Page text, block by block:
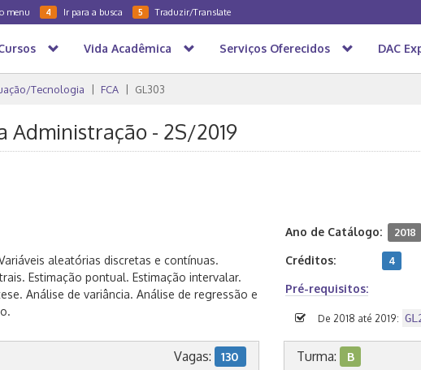
menu 4 Ir para a busca 5 Traduzir/Translate
Vida Acadêmica Serviços Oferecidos DAC
Tecnologia FCA GL303
Administração - 2S/2019
aleatórias discretas e contínuas.
Estimação pontual. Estimação intervalar.
Análise de variância. Análise de regressão e
Ano de Catálogo: 2018
Créditos: 4
Pré-requisitos:
De 2018 até 2019:
Vagas: 130 Turma: B